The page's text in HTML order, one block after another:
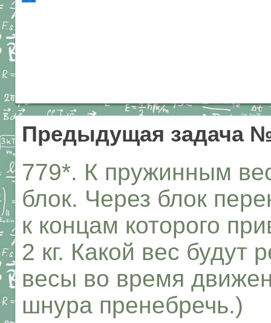
Предыдущая задача
779*. К пружинным
блок. Через блок
к концам которого
2 кг. Какой вес будут
весы во время
шнура пренебречь.)